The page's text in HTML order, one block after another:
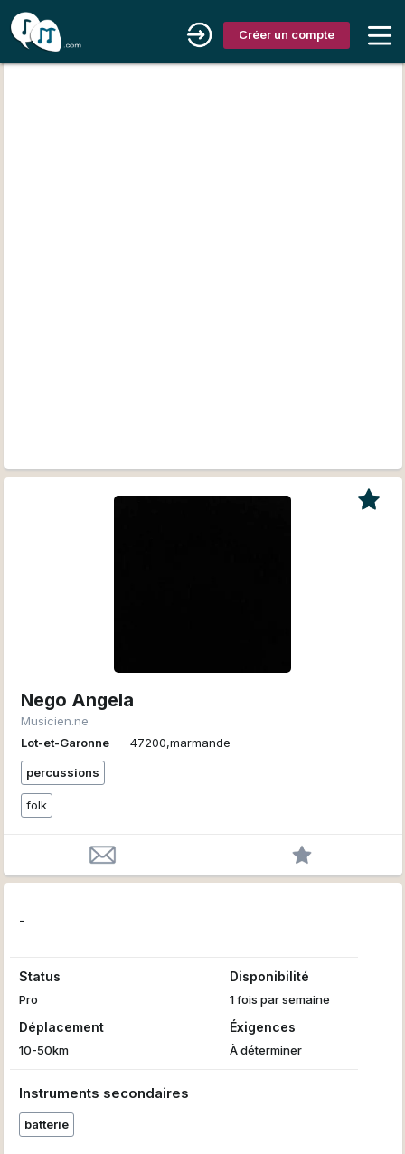
Créer un compte
Nego Angela
Musicien.ne
Lot-et-Garonne
∙ 47200,marmande
percussions
folk
-
Status
Pro
Disponibilité
1 fois par semaine
Déplacement
10-50km
Éxigences
À déterminer
Instruments secondaires
batterie